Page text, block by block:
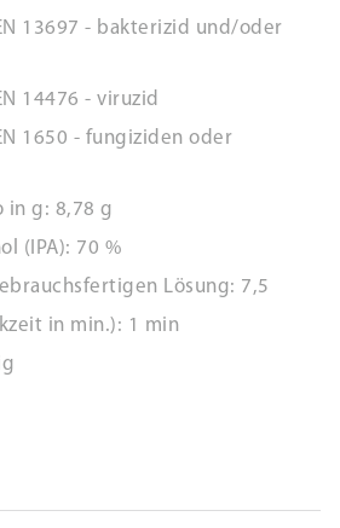
13697 - bakterizid und/oder
14476 - viruzid
1650 - fungiziden oder
in g: 8,78 g
(IPA): 70 %
Lösung: 7,5
in min.): 1 min